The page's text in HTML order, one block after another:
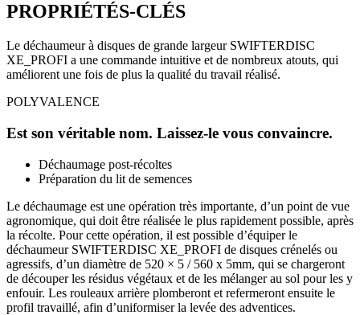
PROPRIÉTÉS-CLÉS
Le déchaumeur à disques de grande largeur SWIFTERDISC
XE_PROFI a une commande intuitive et de nombreux atouts, qui
améliorent une fois de plus la qualité du travail réalisé.
POLYVALENCE
Est son véritable nom. Laissez-le vous convaincre.
Déchaumage post-récoltes
Préparation du lit de semences
Le déchaumage est une opération très importante, d’un point de vue
agronomique, qui doit être réalisée le plus rapidement possible, après
la récolte. Pour cette opération, il est possible d’équiper le
déchaumeur SWIFTERDISC XE_PROFI de disques crénelés ou
agressifs, d’un diamètre de 520 × 5 / 560 x 5mm, qui se chargeront
de découper les résidus végétaux et de les mélanger au sol pour les y
enfouir. Les rouleaux arrière plomberont et refermeront ensuite le
profil travaillé, afin d’uniformiser la levée des adventices.